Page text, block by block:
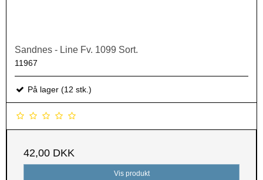
Sandnes - Line Fv. 1099 Sort.
11967
På lager (12 stk.)
42,00 DKK
Vis produkt